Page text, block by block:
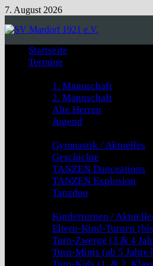
Zum
springen
7. August 2026
Startseite
Termine
1. Mannschaft
2. Mannschaft
Alte Herren
Jugend
Gymnastik / Aktuelles
Geschichte
TANZEN Danceations
TANZEN Explosion
Tanzduo
Kinderturnen /
Eltern-Kind-Turnen
Turn-Zwerge (3 & 4
Turn-Minis (ab 5 Jahre